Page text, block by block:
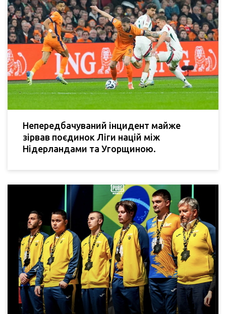
Непередбачуваний інцидент майже
зірвав поєдинок Ліги націй між
Нідерландами та Угорщиною.